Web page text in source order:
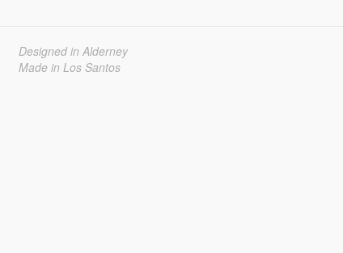
Designed in Alderney
Made in Los Santos